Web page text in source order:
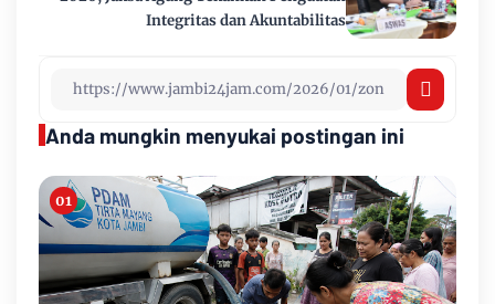
Integritas dan Akuntabilitas
Anda mungkin menyukai postingan ini